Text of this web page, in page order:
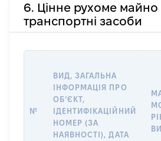
6. Цінне рухоме майно
транспортні засоби
№
ВИД, ЗАГАЛЬНА
ІНФОРМАЦІЯ ПРО
ОБʼЄКТ,
ІДЕНТИФІКАЦІЙНИЙ
НОМЕР (ЗА
НАЯВНОСТІ), ДАТА